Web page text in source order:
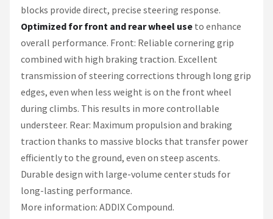
blocks provide direct, precise steering response.
Optimized for front and rear wheel use to enhance
overall performance. Front: Reliable cornering grip
combined with high braking traction. Excellent
transmission of steering corrections through long grip
edges, even when less weight is on the front wheel
during climbs. This results in more controllable
understeer. Rear: Maximum propulsion and braking
traction thanks to massive blocks that transfer power
efficiently to the ground, even on steep ascents.
Durable design with large-volume center studs for
long-lasting performance.
More information: ADDIX Compound.